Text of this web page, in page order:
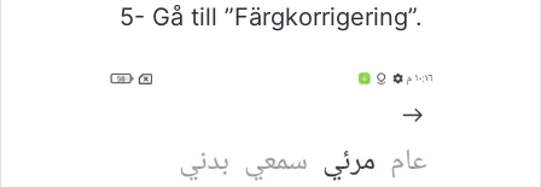
5- Gå till ”Färgkorrigering”.